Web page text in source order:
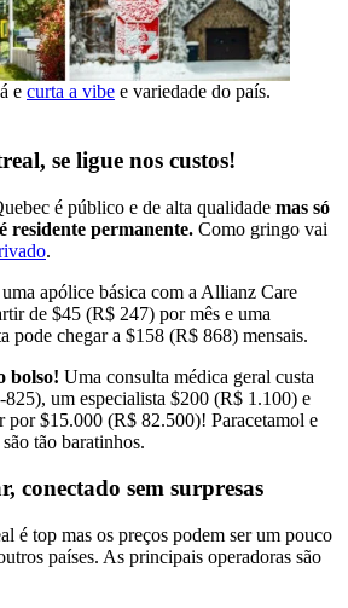
e curta a vibe e variedade do país.
se ligue nos custos!
é público e de alta qualidade mas só
residente permanente. Como gringo vai
.
uma apólice básica com a Allianz Care
de $45 (R$ 247) por mês e uma
pode chegar a $158 (R$ 868) mensais.
bolso! Uma consulta médica geral custa
um especialista $200 (R$ 1.100) e
por $15.000 (R$ 82.500)! Paracetamol e
tão baratinhos.
conectado sem surpresas
é top mas os preços podem ser um pouco
países. As principais operadoras são